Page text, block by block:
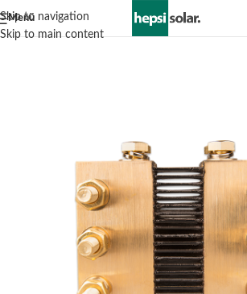
Skip to navigation
Skip to main content
Menü